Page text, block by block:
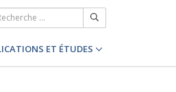
ET ÉTUDES